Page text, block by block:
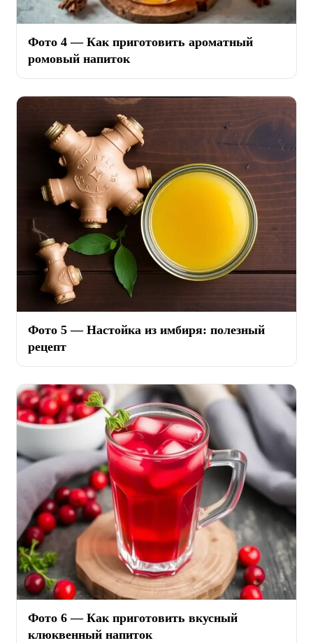
Фото 4 — Как приготовить ароматный
ромовый напиток
Фото 5 — Настойка из имбиря: полезный
рецепт
Фото 6 — Как приготовить вкусный
клюквенный напиток